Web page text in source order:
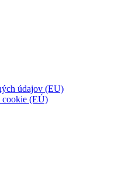
údajov (EU)
cookie (EÚ)